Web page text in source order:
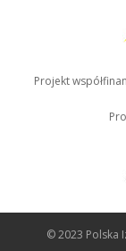
Projekt
© 2023 Polska